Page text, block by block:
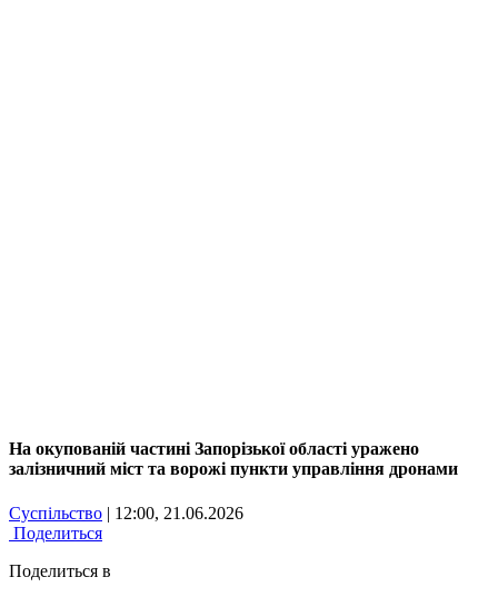
На окупованій частині Запорізької області уражено
залізничний міст та ворожі пункти управління дронами
Суспільство | 12:00, 21.06.2026
Поделиться
Поделиться в